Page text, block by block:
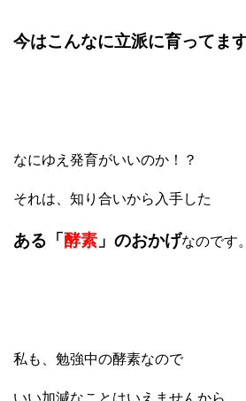
今はこんなに立派に育ってま
なにゆえ発育がいいのか！？
それは、知り合いから入手した
ある「 酵素 」のおかげなのです。
私 も、勉強中の酵素なので
いい加減なことはいえませんから